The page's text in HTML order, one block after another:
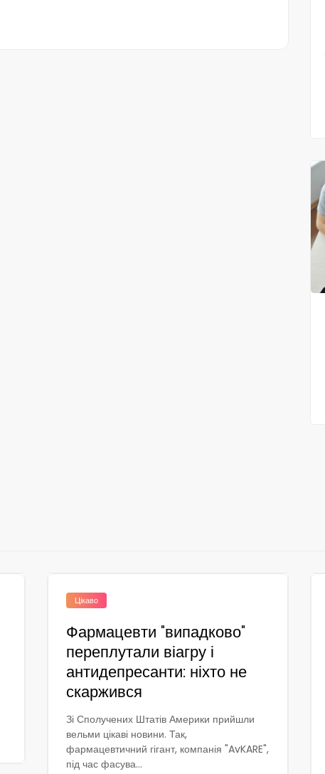
Цікаво
Фармацевти "випадково"
переплутали віагру і
антидепресанти: ніхто не
скаржився
Зі Сполучених Штатів Америки прийшли
вельми цікаві новини. Так,
фармацевтичний гігант, компанія "AvKARE",
під час фасува...